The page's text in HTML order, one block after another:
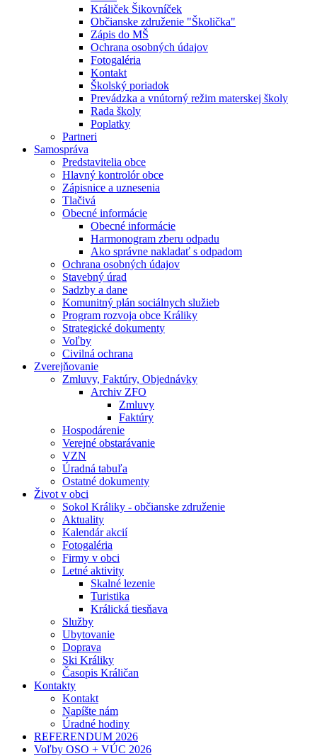
Králiček Šikovníček
Občianske združenie "Školička"
Zápis do MŠ
Ochrana osobných údajov
Fotogaléria
Kontakt
Školský poriadok
Prevádzka a vnútorný režim materskej školy
Rada školy
Poplatky
Partneri
Samospráva
Predstavitelia obce
Hlavný kontrolór obce
Zápisnice a uznesenia
Tlačivá
Obecné informácie
Obecné informácie
Harmonogram zberu odpadu
Ako správne nakladať s odpadom
Ochrana osobných údajov
Stavebný úrad
Sadzby a dane
Komunitný plán sociálnych služieb
Program rozvoja obce Králiky
Strategické dokumenty
Voľby
Civilná ochrana
Zverejňovanie
Zmluvy, Faktúry, Objednávky
Archiv ZFO
Zmluvy
Faktúry
Hospodárenie
Verejné obstarávanie
VZN
Úradná tabuľa
Ostatné dokumenty
Život v obci
Sokol Králiky - občianske združenie
Aktuality
Kalendár akcií
Fotogaléria
Firmy v obci
Letné aktivity
Skalné lezenie
Turistika
Králická tiesňava
Služby
Ubytovanie
Doprava
Ski Králiky
Časopis Králičan
Kontakty
Kontakt
Napíšte nám
Úradné hodiny
REFERENDUM 2026
Voľby OSO + VÚC 2026